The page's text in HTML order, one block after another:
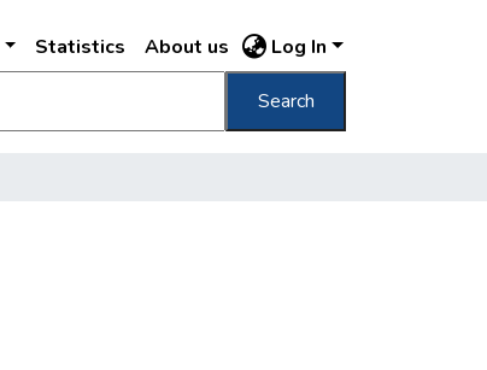
Statistics About us Log In
Search